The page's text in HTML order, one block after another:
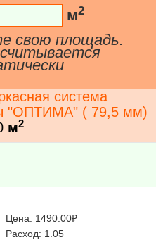
м2
свою площадь.
система
"ОПТИМА" ( 79,5 мм)
м2
Цена: 1490.00₽
Расход: 1.05